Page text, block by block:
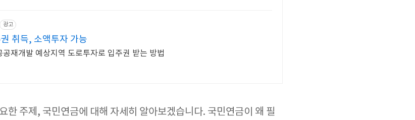
광고
취득, 소액투자 가능
재개발 예상지역 도로투자로 입주권 받는 방법
한 주제, 국민연금에 대해 자세히 알아보겠습니다. 국민연금이 왜 필